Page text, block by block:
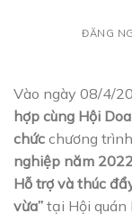
ĐĂNG
Vào ngày 08/4/
hợp cùng Hội
chức chương trình
nghiệp năm
Hỗ trợ và thúc
vừa” tại Hội quán